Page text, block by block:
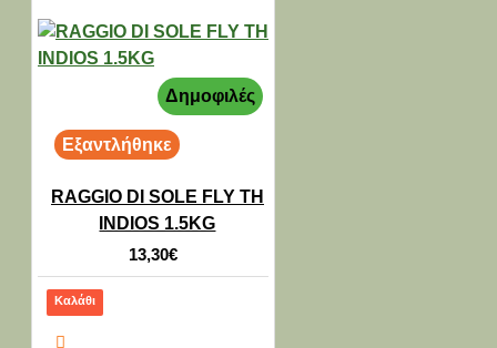
Δημοφιλές
Εξαντλήθηκε
RAGGIO DI SOLE FLY TH
INDIOS 1.5KG
13,30€
Καλάθι